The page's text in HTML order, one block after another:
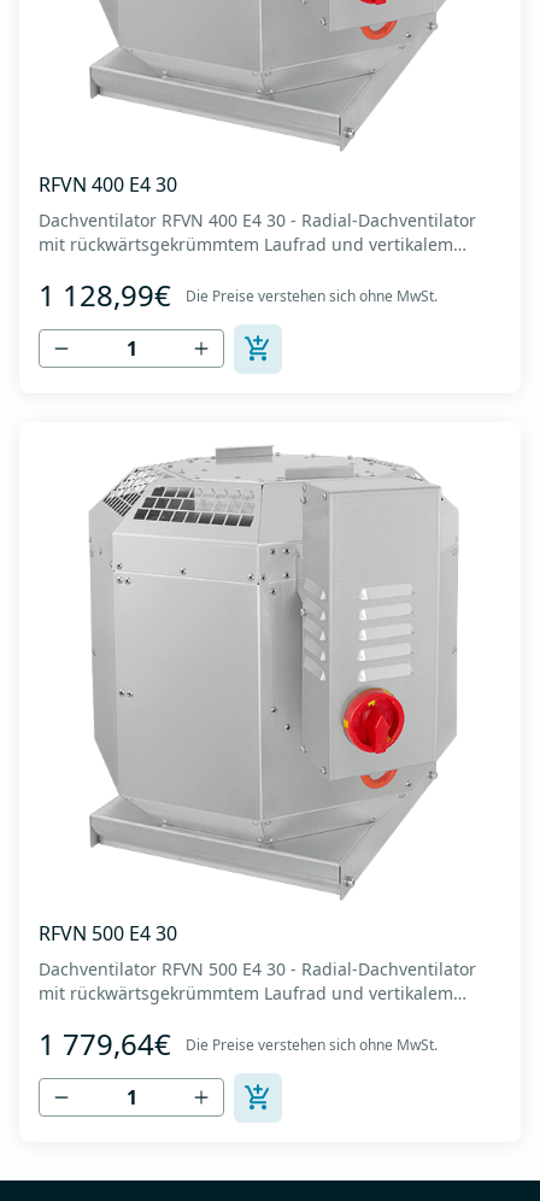
RFVN 400 E4 30
Dachventilator RFVN 400 E4 30 - Radial-Dachventilator
mit rückwärtsgekrümmtem Laufrad und vertikalem
Luftdurchsatz: bis zu 4.170 m3/h - Für Dauerbetrieb mit
Temperaturen bis 120 °C - Luftauslass mit Schutzgitter -
Zur Reinigung und Wartung lässt s...
1 128,99€ Die Preise verstehen sich ohne MwSt.
RFVN 500 E4 30
Dachventilator RFVN 500 E4 30 - Radial-Dachventilator
mit rückwärtsgekrümmtem Laufrad und vertikalem
Luftdurchsatz: bis zu 8.215 m3/h - Für Dauerbetrieb mit
Temperaturen bis 120 °C - Luftauslass mit Schutzgitter -
Zur Reinigung und Wartung lässt s...
1 779,64€ Die Preise verstehen sich ohne MwSt.